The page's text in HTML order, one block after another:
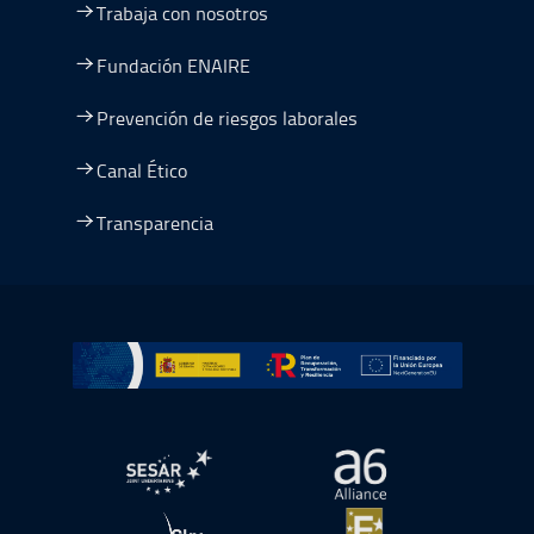
Trabaja con nosotros
Fundación ENAIRE
Prevención de riesgos laborales
Canal Ético
Transparencia
Ir a Plan de Recuperación, Transformación y
abre en ventana nueva abre en ventana